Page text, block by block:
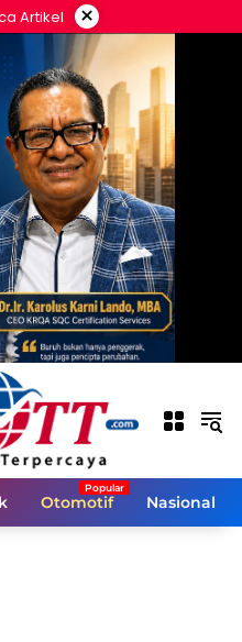
Artikel ×
Otomotif Nasional